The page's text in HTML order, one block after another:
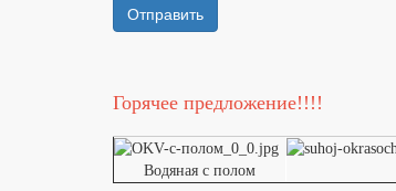
Горячее предложение!!!!
Водяная с полом